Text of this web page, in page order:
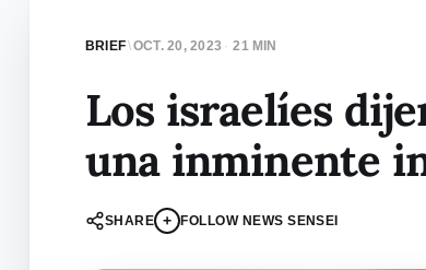
BRIEF\OCT. 20, 2023 · 21 MIN
Los israelíes
una inminente
SHARE + FOLLOW NEWS SENSEI